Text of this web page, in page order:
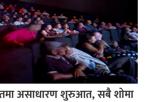
असाधारण शुरुआत, सबै शोमा